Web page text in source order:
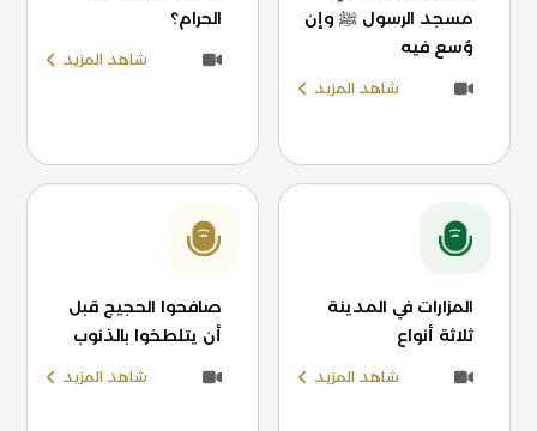
مسجد الرسول ﷺ وإن
وُسع فيه
شاهد المزيد
الحرام؟
شاهد المزيد
المزارات في المدينة
ثلاثة أنواع
شاهد المزيد
صافحوا الحجيج قبل
أن يتلطخوا بالذنوب
شاهد المزيد